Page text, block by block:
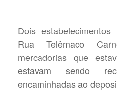
Dois
Rua Telêmaco
mercadorias que
estavam sendo
encaminhadas ao